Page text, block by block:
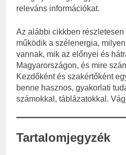
releváns információkat.
Az alábbi cikkben részletesen
működik a szélenergia,
vannak, mik az előnyei és
Magyarországon, és mire
Kezdőként és szakértőként
benne hasznos, gyakorlati
számokkal, táblázatokkal.
Tartalomjegyzék